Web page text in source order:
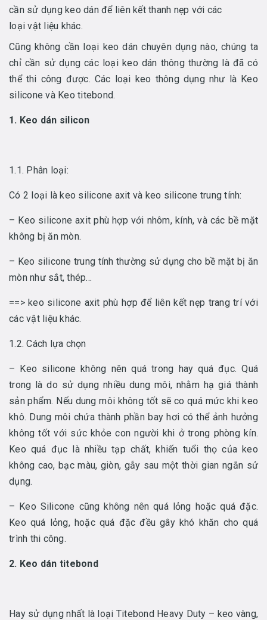
cần sử dụng keo dán để liên kết thanh nẹp với các
loại vật liệu khác.
Cũng không cần loại keo dán chuyên dụng nào, chúng ta
chỉ cần sử dụng các loại keo dán thông thường là đã có
thể thi công được. Các loại keo thông dụng như là Keo
silicone và Keo titebond.
1. Keo dán silicon
1.1. Phân loại:
Có 2 loại là keo silicone axit và keo silicone trung tính:
– Keo silicone axit phù hợp với nhôm, kính, và các bề mặt
không bị ăn mòn.
– Keo silicone trung tính thường sử dụng cho bề mặt bị ăn
mòn như sắt, thép…
==> keo silicone axit phù hợp để liên kết nẹp trang trí với
các vật liệu khác.
1.2. Cách lựa chọn
– Keo silicone không nên quá trong hay quá đục. Quá
trong là do sử dụng nhiều dung môi, nhằm hạ giá thành
sản phẩm. Nếu dung môi không tốt sẽ co quá mức khi keo
khô. Dung môi chứa thành phần bay hơi có thể ảnh hưởng
không tốt với sức khỏe con người khi ở trong phòng kín.
Keo quá đục là nhiều tạp chất, khiến tuổi thọ của keo
không cao, bạc màu, giòn, gẫy sau một thời gian ngắn sử
dụng.
– Keo Silicone cũng không nên quá lỏng hoặc quá đặc.
Keo quá lỏng, hoặc quá đặc đều gây khó khăn cho quá
trình thi công.
2. Keo dán titebond
Hay sử dụng nhất là loại Titebond Heavy Duty – keo vàng,